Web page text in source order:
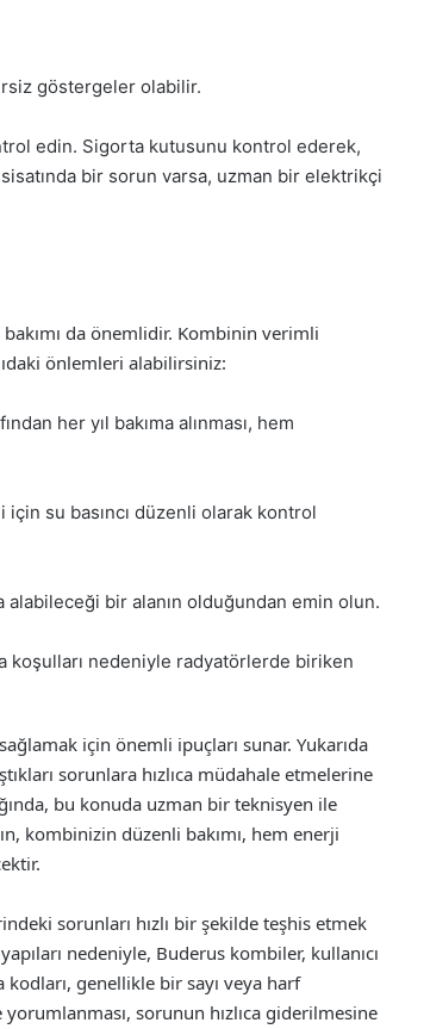
göstergeler olabilir.
edin. Sigorta kutusunu kontrol ederek,
bir sorun varsa, uzman bir elektrikçi
da önemlidir. Kombinin verimli
önlemleri alabilirsiniz:
her yıl bakıma alınması, hem
su basıncı düzenli olarak kontrol
alabileceği bir alanın olduğundan emin olun.
koşulları nedeniyle radyatörlerde biriken
için önemli ipuçları sunar. Yukarıda
sorunlara hızlıca müdahale etmelerine
bu konuda uzman bir teknisyen ile
kombinizin düzenli bakımı, hem enerji
sorunları hızlı bir şekilde teşhis etmek
nedeniyle, Buderus kombiler, kullanıcı
kodları, genellikle bir sayı veya harf
sorunun hızlıca giderilmesine